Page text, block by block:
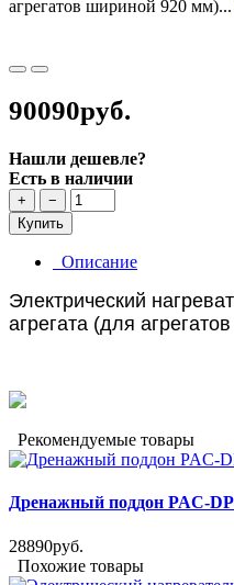
агрегатов шириной 920 мм)...
90090руб.
Нашли дешевле?
Есть в наличии
+
−
Купить
Описание
Электрический
агрегата (для
Рекомендуемые товары
Дренажный поддон PAC-
28890руб.
Похожие товары